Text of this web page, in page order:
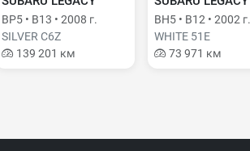
BP5 • B13 • 2008 г.
SILVER C6Z
139 201 км
BH5 • B12 • 2002 г.
WHITE 51E
73 971 км